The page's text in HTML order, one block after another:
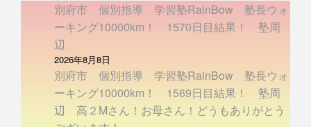
別府市 個別指導 学習塾RainBow 塾長ウォ
ーキング10000km！ 1570日目結果！ 塾周
辺
2026年8月8日
別府市 個別指導 学習塾RainBow 塾長ウォ
ーキング10000km！ 1569日目結果！ 塾周
辺 高２Mさん！お母さん！どうもありがとう